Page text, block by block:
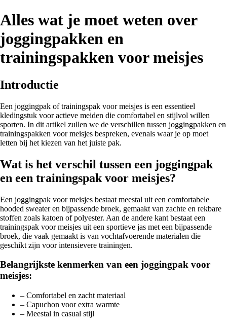
Alles wat je moet weten over
joggingpakken en
trainingspakken voor meisjes
Introductie
Een joggingpak of trainingspak voor meisjes is een essentieel
kledingstuk voor actieve meiden die comfortabel en stijlvol willen
sporten. In dit artikel zullen we de verschillen tussen joggingpakken en
trainingspakken voor meisjes bespreken, evenals waar je op moet
letten bij het kiezen van het juiste pak.
Wat is het verschil tussen een joggingpak
en een trainingspak voor meisjes?
Een joggingpak voor meisjes bestaat meestal uit een comfortabele
hooded sweater en bijpassende broek, gemaakt van zachte en rekbare
stoffen zoals katoen of polyester. Aan de andere kant bestaat een
trainingspak voor meisjes uit een sportieve jas met een bijpassende
broek, die vaak gemaakt is van vochtafvoerende materialen die
geschikt zijn voor intensievere trainingen.
Belangrijkste kenmerken van een joggingpak voor
meisjes:
– Comfortabel en zacht materiaal
– Capuchon voor extra warmte
– Meestal in casual stijl